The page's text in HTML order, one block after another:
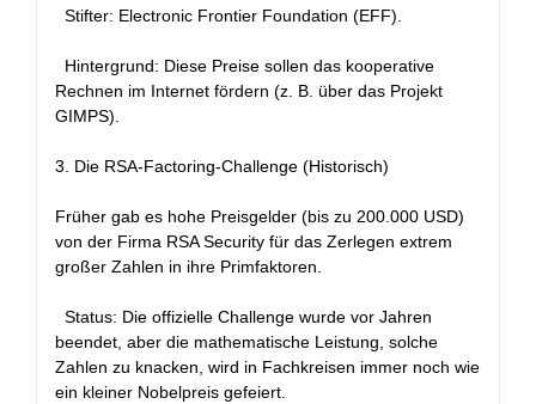
Stifter: Electronic Frontier Foundation (EFF).
Hintergrund: Diese Preise sollen das kooperative
Rechnen im Internet fördern (z. B. über das Projekt
GIMPS).
3. Die RSA-Factoring-Challenge (Historisch)
Früher gab es hohe Preisgelder (bis zu 200.000 USD)
von der Firma RSA Security für das Zerlegen extrem
großer Zahlen in ihre Primfaktoren.
Status: Die offizielle Challenge wurde vor Jahren
beendet, aber die mathematische Leistung, solche
Zahlen zu knacken, wird in Fachkreisen immer noch wie
ein kleiner Nobelpreis gefeiert.